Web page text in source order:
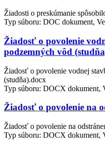
Žiadosti o preskúmanie
Typ súboru: DOC dokument,
Žiadosť o povolenie
podzemných vôd
Žiadosť o povolenie vodnej
(studňa).docx
Typ súboru: DOCX dokument,
Žiadosť o povolenie na
Žiadosť o povolenie na
Typ súboru: DOCX dokument,